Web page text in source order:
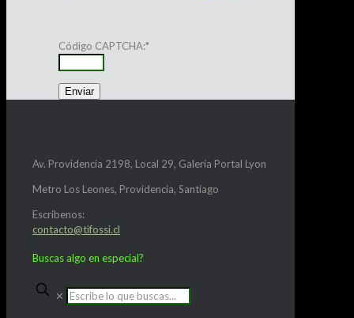
Código CAPTCHA:*
Av. Providencia 2198, Local 29, Galería Portal Lyon
Metro Los Leones, Providencia, Santiago
Escríbenos:
contacto@tifossi.cl
Buscas algo en especial?
✕